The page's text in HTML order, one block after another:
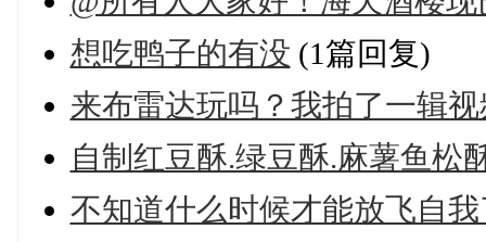
想吃鸭子的有没 (1篇回复)
来布雷达玩吗？我拍了一辑
自制红豆酥.绿豆酥.麻薯鱼松
不知道什么时候才能放飞自